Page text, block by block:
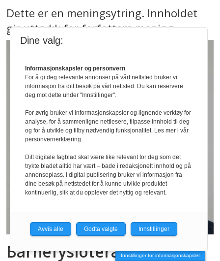
Dette er en meningsytring. Innholdet
gir uttrykk for forfatters mening.
Barnefysioterapeuten i en
Innstillinger for informasjonskapsler
Dine valg:
Informasjonskapsler og personvern
For å gi deg relevante annonser på vårt nettsted bruker vi
informasjon fra ditt besøk på vårt nettsted. Du kan reservere
deg mot dette under "Innstillinger".
For øvrig bruker vi informasjonskapsler og lignende verktøy for
analyse, for å sammenligne nettlesere, tilpasse innhold til deg
og for å utvikle og tilby nødvendig funksjonalitet. Les mer i vår
personvernerklæring.
Ditt digitale fagblad skal være like relevant for deg som det
trykte bladet alltid har vært – bade i redaksjonelt innhold og på
annonseplass. I digital publisering bruker vi informasjon fra
dine besøk på nettstedet for å kunne utvikle produktet
kontinuerlig, slik at du opplever det nyttig og relevant.
Avvis alle Godta valgte Innstillinger